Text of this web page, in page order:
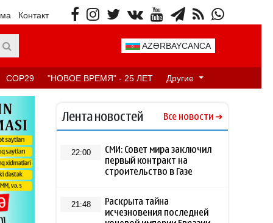
Контакт
AZƏRBAYCANCA
COP29 "НОВОЕ ВРЕМЯ" - 25 ЛЕТ Другие
Лента новостей Все новости
22:00
СМИ: Совет мира заключил
первый контракт на
строительство в Газе
21:48
Раскрыта тайна
исчезновения последней